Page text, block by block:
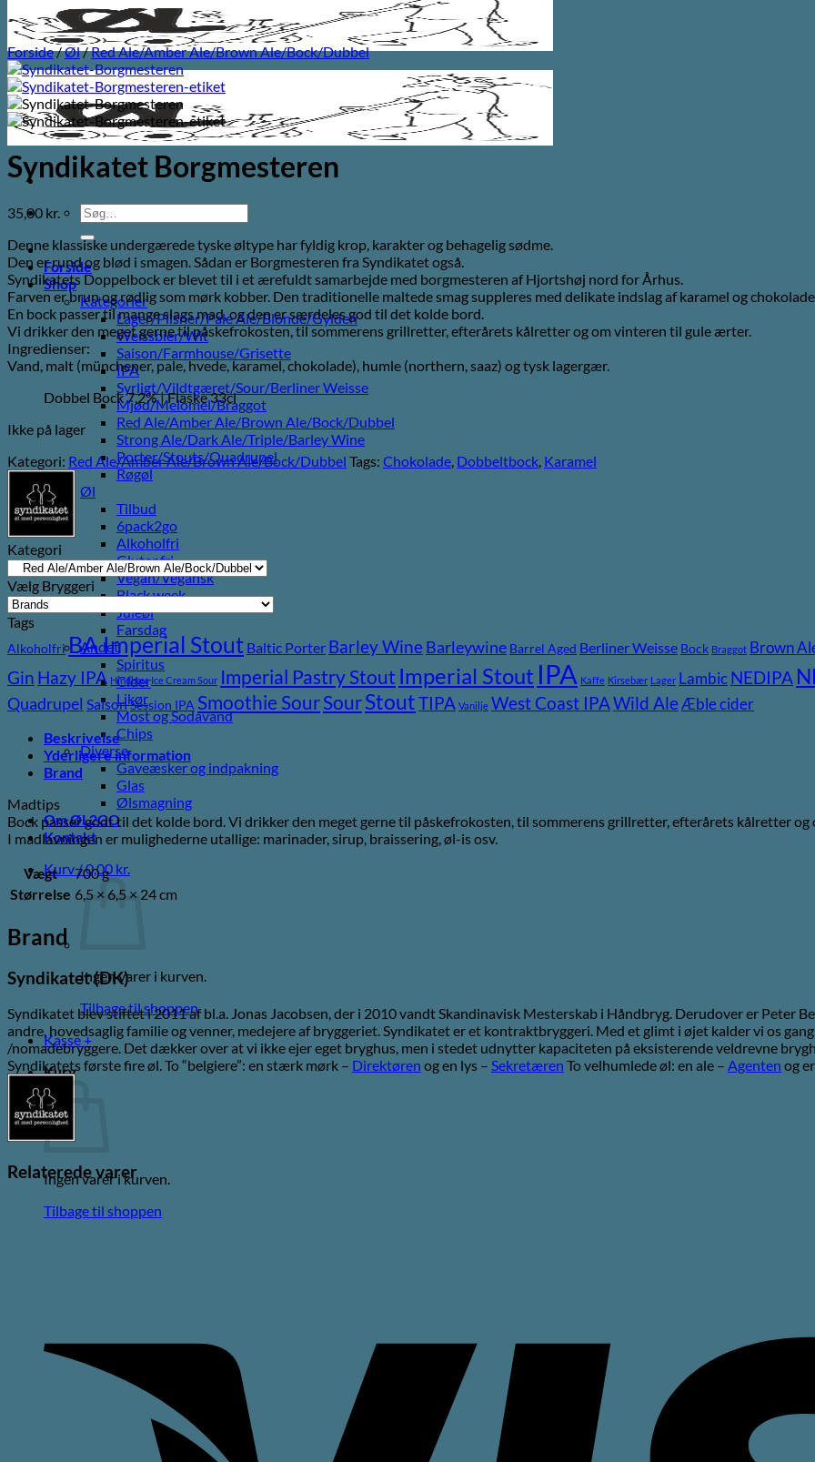
Søg
efter:
Forside
Shop
Kategorier
Lager/Pilsner/Pale Ale/Blonde/Gylden
Weissbier/Wit
Saison/Farmhouse/Grisette
IPA
Syrligt/Vildtgæret/Sour/Berliner Weisse
Mjød/Melomel/Braggot
Red Ale/Amber Ale/Brown Ale/Bock/Dubbel
Strong Ale/Dark Ale/Triple/Barley Wine
Porter/Stouts/Quadrupel
Røgøl
Øl
Tilbud
6pack2go
Alkoholfri
Glutenfri
Vegan/Vegansk
Black week
Juleøl
Farsdag
Andet
Spiritus
Cider
Likør
Most og Sodavand
Chips
Diverse
Gaveæsker og indpakning
Glas
Ølsmagning
Om ØL2GO
Kontakt
Kurv /0,00 kr.
Ingen varer i kurven.
Tilbage til shoppen
Kasse+
Kurv
Ingen varer i kurven.
Tilbage til shoppen
Forside/Øl/Red Ale/Amber Ale/Brown Ale/Bock/Dubbel
Syndikatet Borgmesteren
35,00 kr.
Denne klassiske undergærede tyske øltype har fyldig krop, karakter og behagelig sødme.
Den er rund og blød i smagen. Sådan er Borgmesteren fra Syndikatet også.
Syndikatets Doppelbock er blevet til i et ærefuldt samarbejde med borgmesteren af Hjortshøj nord for Århus.
Farven er brun og rødlig som mørk kobber. Den traditionelle maltede smag suppleres med delikate indslag af karamel og
En bock passer til mange slags mad, og den er særdeles god til det kolde bord.
Vi drikker den meget gerne til påskefrokosten, til sommerens grillretter, efterårets kålretter og om vinteren til gule ærter.
Ingredienser:
Vand, malt (münchener, pale, hvede, karamel, chokolade), humle (northern, saaz) og tysk lagergær.
Dobbel Bock 7,2% | Flaske 33cl
Ikke på lager
Kategori: Red Ale/Amber Ale/Brown Ale/Bock/Dubbel Tags: Chokolade, Dobbeltbock, Karamel
Kategori
Vælg Bryggeri
Tags
AlkoholfriBA Imperial Stout Baltic Porter Barley Wine Barleywine Barrel Aged Berliner Weisse Bock Braggot Brown
Gin Hazy IPA Hindbær Ice Cream Sour Imperial Pastry Stout Imperial Stout IPA Kaffe Kirsebær Lager LambicNEDIPA
Quadrupel SaisonSession IPA Smoothie SourSourStoutTIPA Vanilje West Coast IPAWild AleÆble cider
Beskrivelse
Yderligere information
Brand
Madtips
Bock passer godt til det kolde bord. Vi drikker den meget gerne til påskefrokosten, til sommerens grillretter, efterårets kålretter
I madlavningen er mulighederne utallige: marinader, sirup, braissering, øl-is osv.
Vægt
700 g
Størrelse 6,5 × 6,5 × 24 cm
Brand
Syndikatet (DK)
Syndikatet blev stiftet i 2011 af bl.a. Jonas Jacobsen, der i 2010 vandt Skandinavisk Mesterskab i Håndbryg. Derudover er Peter
andre, hovedsaglig familie og venner, medejere af bryggeriet. Syndikatet er et kontraktbryggeri. Med et glimt i øjet kalder vi os
/nomadebryggere. Det dækker over at vi ikke ejer eget bryghus, men i stedet udnytter kapaciteten på eksisterende veldrevne
Syndikatets første fire øl. To “belgiere”: en stærk mørk – Direktøren og en lys – Sekretæren To velhumlede øl: en ale – Agenten og
Relaterede varer